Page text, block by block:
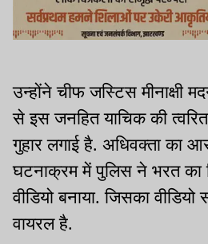
उन्होंने चीफ जस्टिस मीनाक्षी
से इस जनहित याचिक की
गुहार लगाई है. अधिवक्ता का
घटनाक्रम में पुलिस ने भरत का
वीडियो बनाया. जिसका वीडियो
वायरल है.